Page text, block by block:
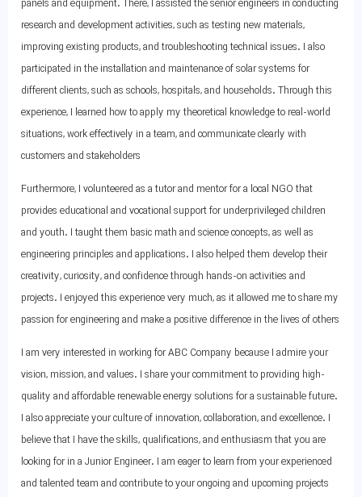
panels and equipment. There, I assisted the senior engineers in conducting
research and development activities, such as testing new materials,
improving existing products, and troubleshooting technical issues. I also
participated in the installation and maintenance of solar systems for
different clients, such as schools, hospitals, and households. Through this
experience, I learned how to apply my theoretical knowledge to real-world
situations, work effectively in a team, and communicate clearly with
customers and stakeholders
Furthermore, I volunteered as a tutor and mentor for a local NGO that
provides educational and vocational support for underprivileged children
and youth. I taught them basic math and science concepts, as well as
engineering principles and applications. I also helped them develop their
creativity, curiosity, and confidence through hands-on activities and
projects. I enjoyed this experience very much, as it allowed me to share my
passion for engineering and make a positive difference in the lives of others
I am very interested in working for ABC Company because I admire your
vision, mission, and values. I share your commitment to providing high-
quality and affordable renewable energy solutions for a sustainable future.
I also appreciate your culture of innovation, collaboration, and excellence. I
believe that I have the skills, qualifications, and enthusiasm that you are
looking for in a Junior Engineer. I am eager to learn from your experienced
and talented team and contribute to your ongoing and upcoming projects